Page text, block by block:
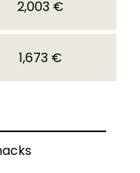
2,003 €
1,673 €